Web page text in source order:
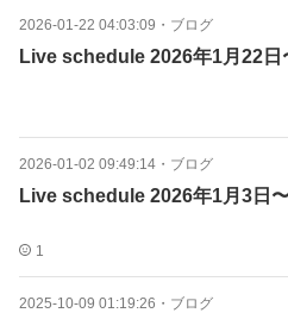
2026-01-22 04:03:09 ・ ブログ
Live schedule 2026年
2026-01-02 09:49:14 ・ ブログ
Live schedule 2026年
1
2025-10-09 01:19:26 ・ ブログ